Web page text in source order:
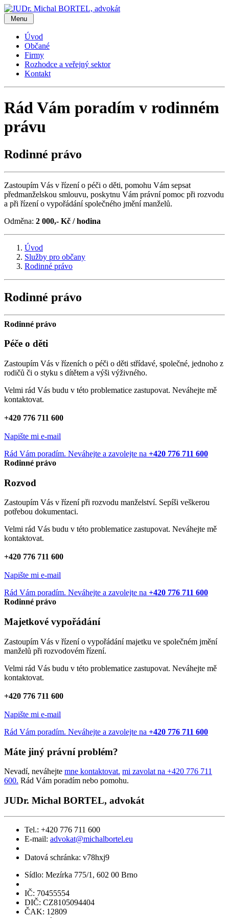
Menu
Úvod
Občané
Firmy
Rozhodce a veřejný sektor
Kontakt
Rád Vám poradím v rodinném
právu
Rodinné právo
Zastoupím Vás v řízení o péči o děti, pomohu Vám sepsat
předmanželskou smlouvu, poskytnu Vám právní pomoc při rozvodu
a při řízení o vypořádání společného jmění manželů.
Odměna: 2 000,- Kč / hodina
Úvod
Služby pro občany
Rodinné právo
Rodinné právo
Rodinné právo
Péče o děti
Zastoupím Vás v řízeních o péči o děti střídavé, společné, jednoho z
rodičů či o styku s dítětem a výši výživného.
Velmi rád Vás budu v této problematice zastupovat. Neváhejte mě
kontaktovat.
+420 776 711 600
Napište mi e-mail
Rád Vám poradím. Neváhejte a zavolejte na +420 776 711 600
Rodinné právo
Rozvod
Zastoupím Vás v řízení při rozvodu manželství. Sepíši veškerou
potřebou dokumentaci.
Velmi rád Vás budu v této problematice zastupovat. Neváhejte mě
kontaktovat.
+420 776 711 600
Napište mi e-mail
Rád Vám poradím. Neváhejte a zavolejte na +420 776 711 600
Rodinné právo
Majetkové vypořádání
Zastoupím Vás v řízení o vypořádání majetku ve společném jmění
manželů při rozvodovém řízení.
Velmi rád Vás budu v této problematice zastupovat. Neváhejte mě
kontaktovat.
+420 776 711 600
Napište mi e-mail
Rád Vám poradím. Neváhejte a zavolejte na +420 776 711 600
Máte jiný právní problém?
Nevadí, neváhejte mne kontaktovat. mi zavolat na +420 776 711
600. Rád Vám poradím nebo pomohu.
JUDr. Michal BORTEL, advokát
Tel.: +420 776 711 600
E-mail: advokat@michalbortel.eu
Datová schránka: v78hxj9
Sídlo: Mezírka 775/1, 602 00 Brno
IČ: 70455554
DIČ: CZ8105094404
ČAK: 12809